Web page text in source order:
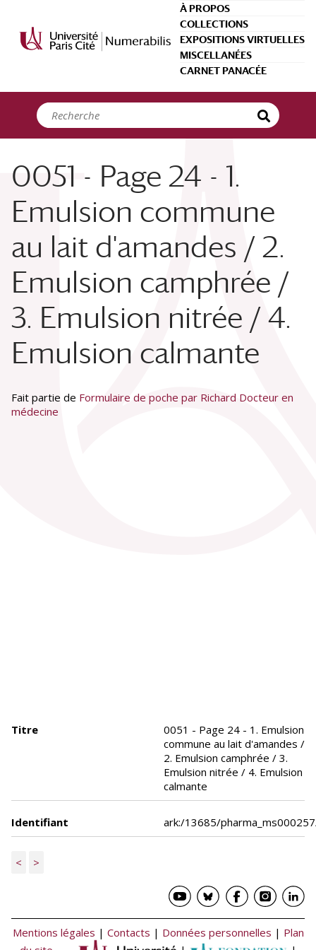
À PROPOS
COLLECTIONS
EXPOSITIONS VIRTUELLES
MISCELLANÉES
CARNET PANACÉE
0051 - Page 24 - 1.
Emulsion commune
au lait d'amandes / 2.
Emulsion camphrée /
3. Emulsion nitrée / 4.
Emulsion calmante
Fait partie de Formulaire de poche par Richard Docteur en
médecine
Titre
0051 - Page 24 - 1. Emulsion
commune au lait d'amandes /
2. Emulsion camphrée / 3.
Emulsion nitrée / 4. Emulsion
calmante
Identifiant ark:/13685/
< >
Mentions légales | Contacts | Données personnelles | Plan